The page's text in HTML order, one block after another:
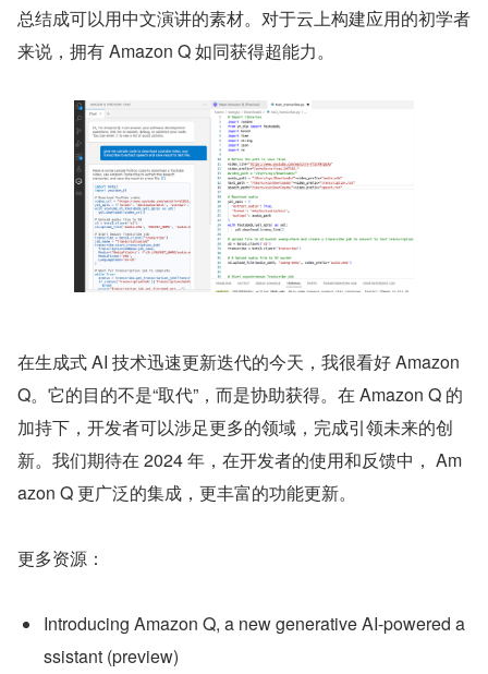
总结成可以用中文演讲的素材。对于云上构建应用的初学者
来说，拥有 Amazon Q 如同获得超能力。
在生成式 AI 技术迅速更新迭代的今天，我很看好 Amazon
Q。它的目的不是“取代”，而是协助获得。在 Amazon Q 的
加持下，开发者可以涉足更多的领域，完成引领未来的创
新。我们期待在 2024 年，在开发者的使用和反馈中， Am
azon Q 更广泛的集成，更丰富的功能更新。
更多资源：
Introducing Amazon Q, a new generative AI-powered a
ssistant (preview)